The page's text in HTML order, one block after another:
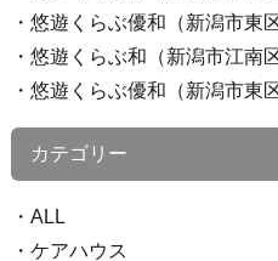
悠遊くらぶ優和（新潟市
悠遊くらぶ和（新潟市江南
悠遊くらぶ優和（新潟市
カテゴリー
ALL
ケアハウス